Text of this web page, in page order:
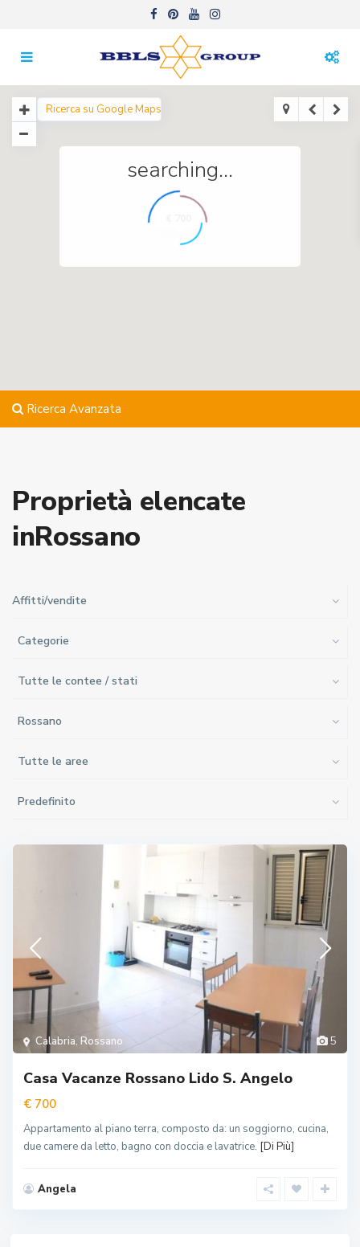
searching...
Ricerca Avanzata
Proprietà elencate
inRossano
Affitti/vendite
Categorie
Tutte le contee / stati
Rossano
Tutte le aree
Predefinito
5
Calabria, Rossano
Casa Vacanze Rossano Lido S. Angelo
€ 700
Appartamento al piano terra, composto da: un soggiorno, cucina,
due camere da letto, bagno con doccia e lavatrice. [Di Più]
Angela